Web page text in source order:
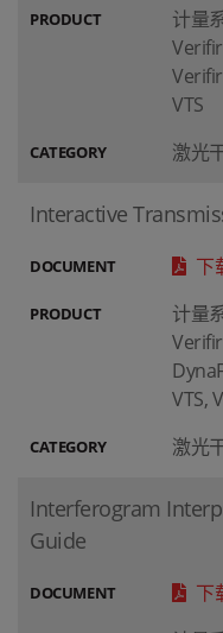
PRODUCT
计量
VTS
CATEGORY 激光
Interactive
DOCUMENT 下
PRODUCT
计量
VTS,
CATEGORY 激光
Interferogram
Guide
DOCUMENT 下